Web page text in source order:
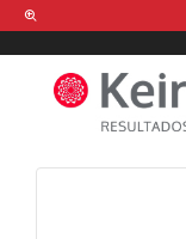
Help me
shirts in
between £
items,